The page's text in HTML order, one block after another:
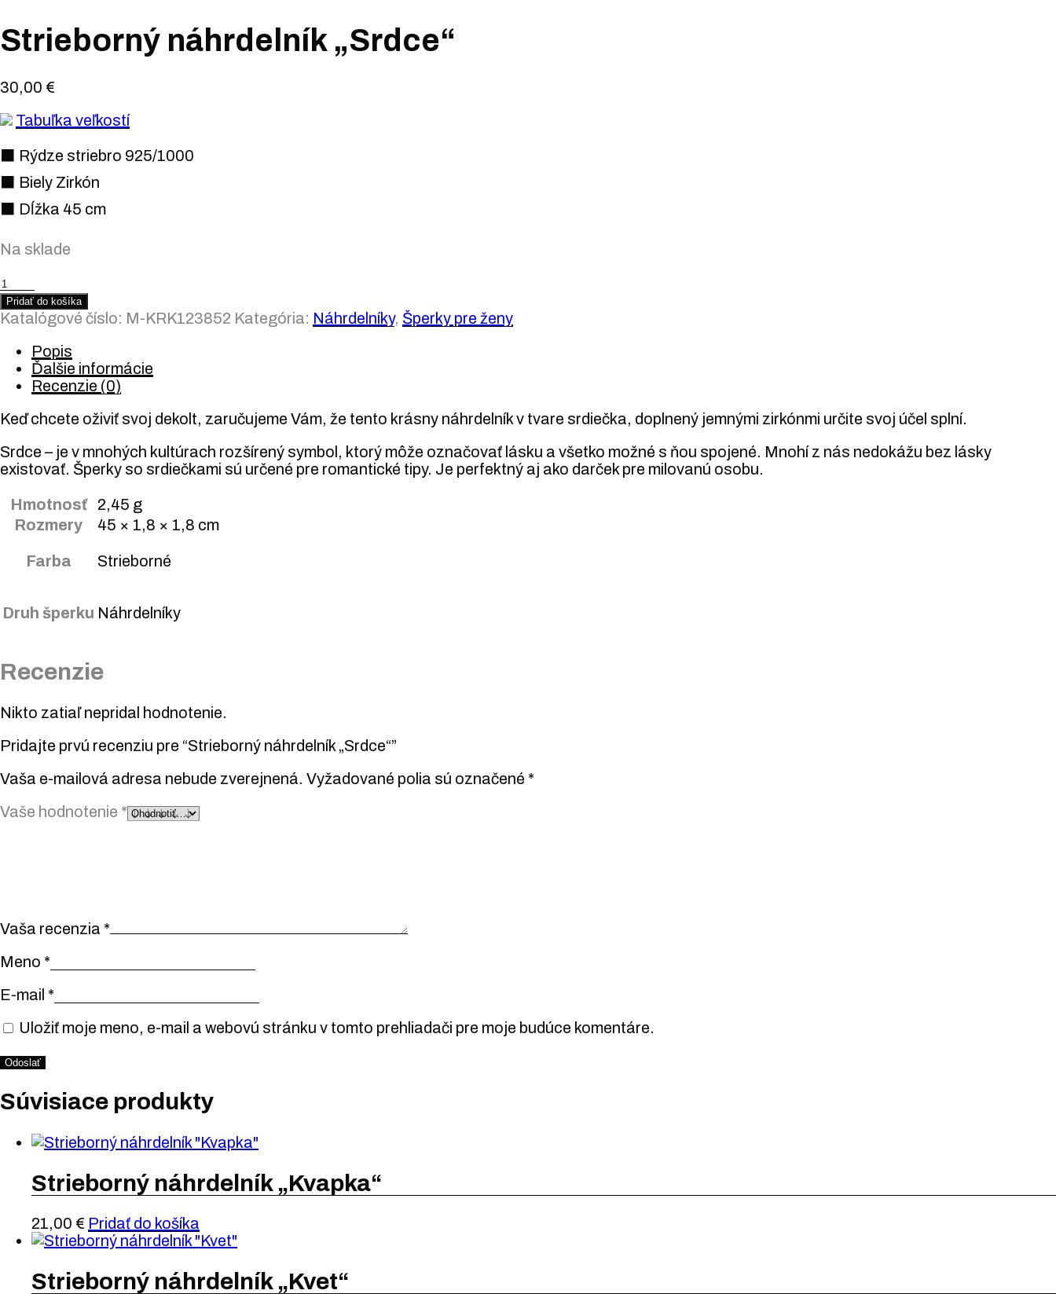
Strieborný náhrdelník „Srdce“
30,00 €
Tabuľka veľkostí
⬛ Rýdze striebro 925/1000
⬛ Biely Zirkón
⬛ Dĺžka 45 cm
Na sklade
množstvo
Strieborný
náhrdelník
Pridať do košíka
Katalógové číslo: M-KRK123852 Kategória: Náhrdelníky, Šperky pre ženy
Popis
Ďalšie informácie
Recenzie (0)
Keď chcete oživiť svoj dekolt, zaručujeme Vám, že tento krásny náhrdelník v tvare srdiečka, doplnený jemnými zirkónmi určite svoj účel splní.
Srdce – je v mnohých kultúrach rozšírený symbol, ktorý môže označovať lásku a všetko možné s ňou spojené. Mnohí z nás nedokážu bez lásky
existovať. Šperky so srdiečkami sú určené pre romantické tipy. Je perfektný aj ako darček pre milovanú osobu.
Hmotnosť
2,45 g
Rozmery
45 × 1,8 × 1,8 cm
Farba Strieborné
Druh šperku Náhrdelníky
Recenzie
Nikto zatiaľ nepridal hodnotenie.
Pridajte prvú recenziu pre “Strieborný náhrdelník „Srdce“”
Vaša e-mailová adresa nebude zverejnená. Vyžadované polia sú označené *
Vaše hodnotenie *
Vaša recenzia *
Meno *
E-mail *
Uložiť moje meno, e-mail a webovú stránku v tomto prehliadači pre moje budúce komentáre.
Súvisiace produkty
Strieborný náhrdelník „Kvapka“
21,00 € Pridať do košíka
Strieborný náhrdelník „Kvet“